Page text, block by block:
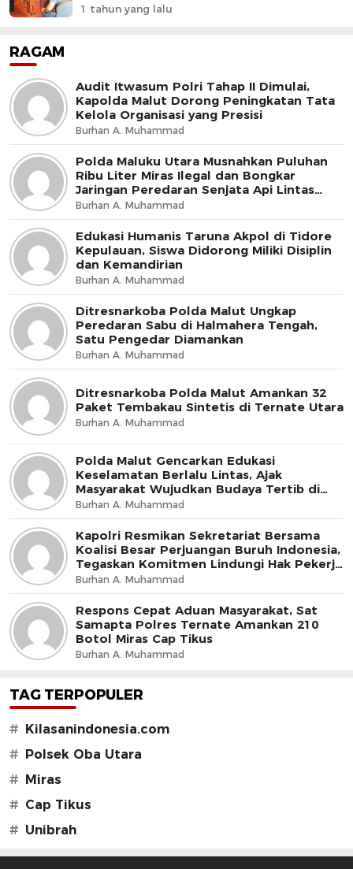
1 tahun yang lalu
RAGAM
Audit Itwasum Polri Tahap II Dimulai,
Kapolda Malut Dorong Peningkatan Tata
Kelola Organisasi yang Presisi
Burhan A. Muhammad
Polda Maluku Utara Musnahkan Puluhan
Ribu Liter Miras Ilegal dan Bongkar
Jaringan Peredaran Senjata Api Lintas
Negara
Burhan A. Muhammad
Edukasi Humanis Taruna Akpol di Tidore
Kepulauan, Siswa Didorong Miliki Disiplin
dan Kemandirian
Burhan A. Muhammad
Ditresnarkoba Polda Malut Ungkap
Peredaran Sabu di Halmahera Tengah,
Satu Pengedar Diamankan
Burhan A. Muhammad
Ditresnarkoba Polda Malut Amankan 32
Paket Tembakau Sintetis di Ternate Utara
Burhan A. Muhammad
Polda Malut Gencarkan Edukasi
Keselamatan Berlalu Lintas, Ajak
Masyarakat Wujudkan Budaya Tertib di
Jalan
Burhan A. Muhammad
Kapolri Resmikan Sekretariat Bersama
Koalisi Besar Perjuangan Buruh Indonesia,
Tegaskan Komitmen Lindungi Hak Pekerja
dan Jaga Iklim Investasi
Burhan A. Muhammad
Respons Cepat Aduan Masyarakat, Sat
Samapta Polres Ternate Amankan 210
Botol Miras Cap Tikus
Burhan A. Muhammad
TAG TERPOPULER
#
Kilasanindonesia.com
#
Polsek Oba Utara
#
Miras
# Cap Tikus
# Unibrah